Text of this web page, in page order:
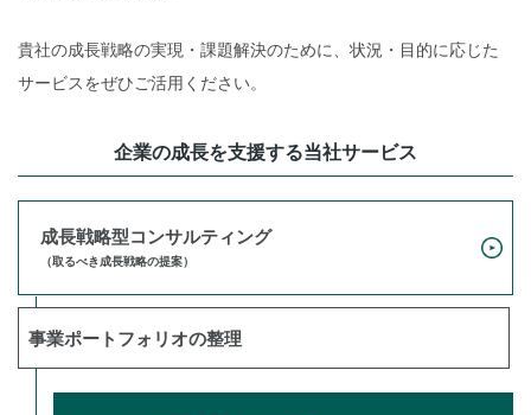
貴社の成長戦略の実現・課題解決のために、状況・目的に応じた
サービスをぜひご活用ください。
企業の成長を支援する当社サービス
成長戦略型コンサルティング
（取るべき成長戦略の提案）
事業ポートフォリオの整理